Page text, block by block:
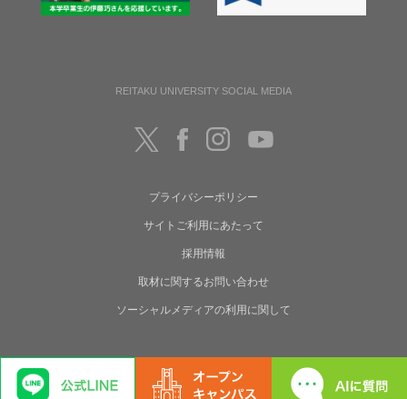
REITAKU UNIVERSITY SOCIAL MEDIA
プライバシーポリシー
サイトご利用にあたって
採用情報
取材に関するお問い合わせ
ソーシャルメディアの利用に関して
Copyright(C) Reitaku University. All rights reserved.